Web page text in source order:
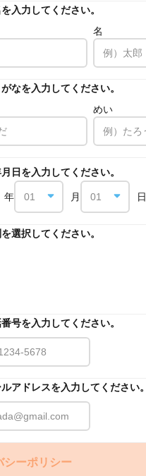
入力してください。
名
なを入力してください。
めい
日を入力してください。
年 月 日
選択してください。
号を入力してください。
ルアドレスを入力してください。
シーポリシー